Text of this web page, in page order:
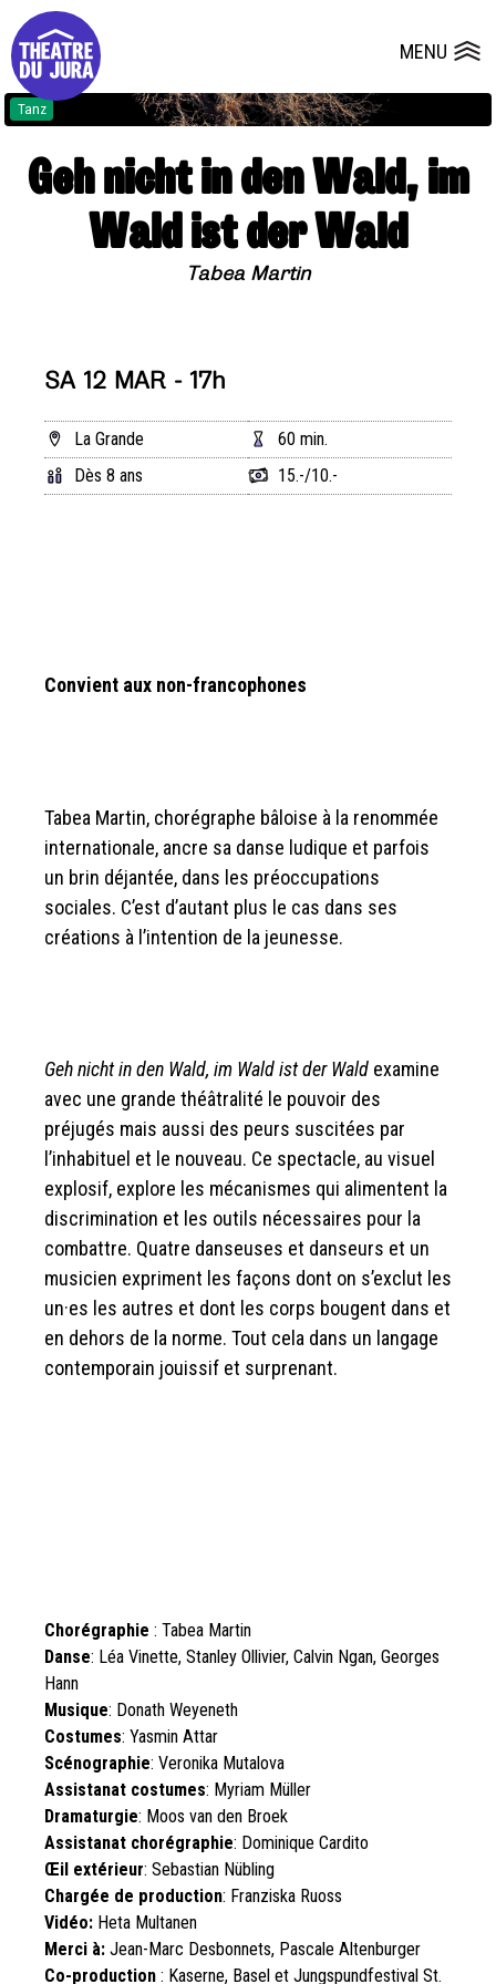
MENU
Presse Dépôts de dossiers
Tanz
Geh nicht in den Wald, im
Wald ist der Wald
Tabea Martin
Convient aux non-francophones
Tabea Martin, chorégraphe bâloise à la renommée
internationale, ancre sa danse ludique et parfois
un brin déjantée, dans les préoccupations
sociales. C’est d’autant plus le cas dans ses
créations à l’intention de la jeunesse.
Geh nicht in den Wald, im Wald ist der Wald examine
avec une grande théâtralité le pouvoir des
préjugés mais aussi des peurs suscitées par
l’inhabituel et le nouveau. Ce spectacle, au visuel
explosif, explore les mécanismes qui alimentent la
discrimination et les outils nécessaires pour la
combattre. Quatre danseuses et danseurs et un
musicien expriment les façons dont on s’exclut les
un·es les autres et dont les corps bougent dans et
en dehors de la norme. Tout cela dans un langage
contemporain jouissif et surprenant.
Chorégraphie : Tabea Martin
Danse: Léa Vinette, Stanley Ollivier, Calvin Ngan, Georges
Hann
Musique: Donath Weyeneth
Costumes: Yasmin Attar
Scénographie: Veronika Mutalova
Assistanat costumes: Myriam Müller
Dramaturgie: Moos van den Broek
Assistanat chorégraphie: Dominique Cardito
Œil extérieur: Sebastian Nübling
Chargée de production: Franziska Ruoss
Vidéo: Heta Multanen
Merci à: Jean-Marc Desbonnets, Pascale Altenburger
Co-production : Kaserne, Basel et Jungspundfestival St.
SA 12 MAR - 17h
La Grande
60 min.
Dès 8 ans
15.-/10.-